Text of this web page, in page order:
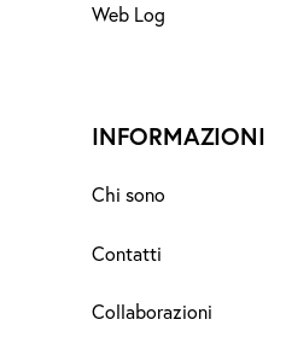
Web Log
INFORMAZIONI
Chi sono
Contatti
Collaborazioni